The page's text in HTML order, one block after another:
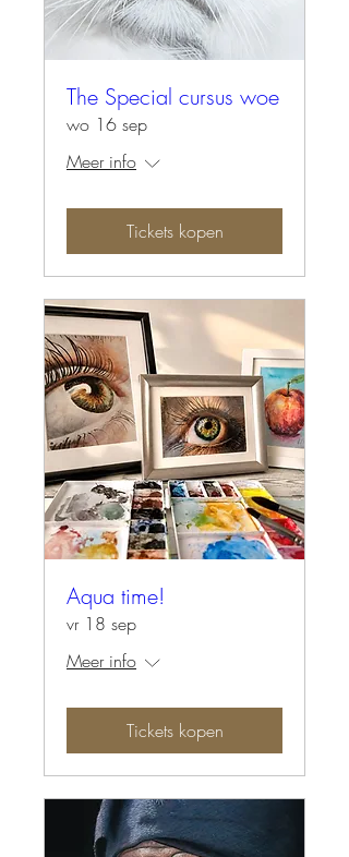
The Special cursus woe
wo 16 sep
Meer info
Tickets kopen
Aqua time!
vr 18 sep
Meer info
Tickets kopen